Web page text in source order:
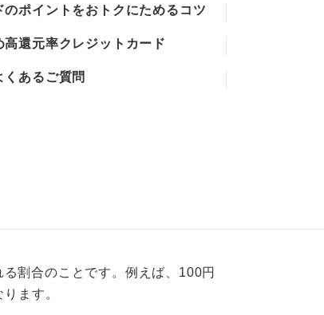
のポイントをおトクにためるコツ
高還元率クレジットカード
あるご質問
割合のことです。例えば、100円
ります。